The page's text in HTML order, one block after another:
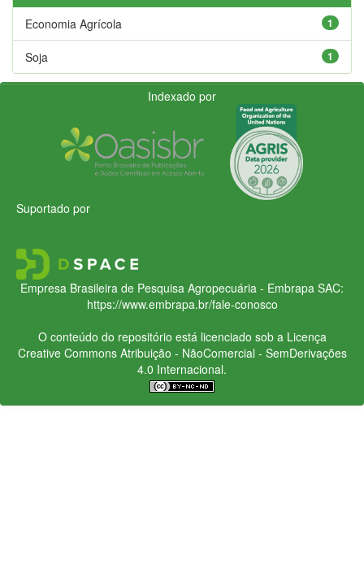
1
Economia Agrícola
1
Soja
Indexado por
Suportado por
Empresa Brasileira de Pesquisa Agropecuária - Embrapa SAC:
https://www.embrapa.br/fale-conosco
O conteúdo do repositório está licenciado sob a Licença
Creative CommonsAtribuição - NãoComercial - SemDerivações
4.0 Internacional.